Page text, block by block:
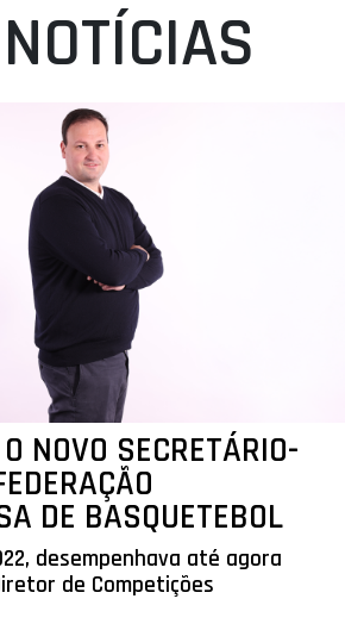
NOVO SECRETÁRIO-
DE BASQUETEBOL
desempenhava até agora
de Competições